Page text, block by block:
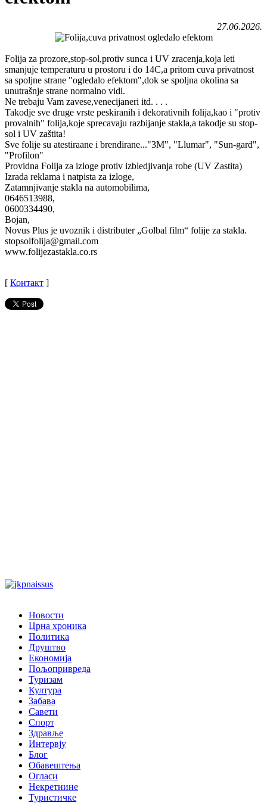
27.06.2026.
Folija za prozore,stop-sol,protiv sunca i UV zracenja,koja leti
smanjuje temperaturu u prostoru i do 14C,a pritom cuva privatnost
sa spoljne strane "ogledalo efektom",dok se spoljna okolina sa
unutrašnje strane normalno vidi.
Ne trebaju Vam zavese,venecijaneri itd. . . .
Takodje sve druge vrste peskiranih i dekorativnih folija,kao i "protiv
provalnih" folija,koje sprecavaju razbijanje stakla,a takodje su stop-
sol i UV zaštita!
Sve folije su atestiraane i brendirane..."3M", "Llumar", "Sun-gard",
"Profilon"
Providna Folija za izloge protiv izbledjivanja robe (UV Zastita)
Izrada reklama i natpista za izloge,
Zatamnjivanje stakla na automobilima,
0646513988,
0600334490,
Bojan,
Novus Plus je uvoznik i distributer „Golbal film“ folije za stakla.
stopsolfolija@gmail.com
www.folijezastakla.co.rs
[ Контакт ]
Новости
Црна хроника
Политика
Друштво
Економија
Пољопривреда
Туризам
Култура
Забава
Савети
Спорт
Здравље
Интервју
Блог
Обавештења
Огласи
Некретнине
Туристичке